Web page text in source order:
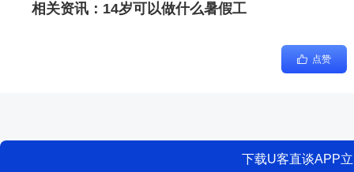
相关资讯： 14岁可以做什么暑假工
点赞
下载U客直谈APP